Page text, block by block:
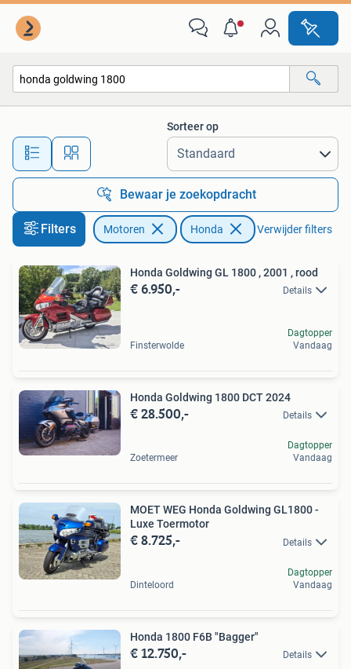
Alle afstanden…
Sorteer op
Bewaar je zoekopdracht
Filters Motoren Honda Verwijder filters
Honda Goldwing GL 1800 , 2001 , rood
€ 6.950,- Details
Finsterwolde
Dagtopper
Vandaag
Honda Goldwing 1800 DCT 2024
€ 28.500,- Details
Zoetermeer
Dagtopper
Vandaag
MOET WEG Honda Goldwing GL1800 -
Luxe Toermotor
€ 8.725,- Details
Dinteloord
Dagtopper
Vandaag
Honda 1800 F6B "Bagger"
€ 12.750,- Details